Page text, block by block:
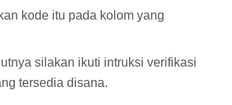
kode itu pada kolom yang
silakan ikuti intruksi verifikasi
tersedia disana.